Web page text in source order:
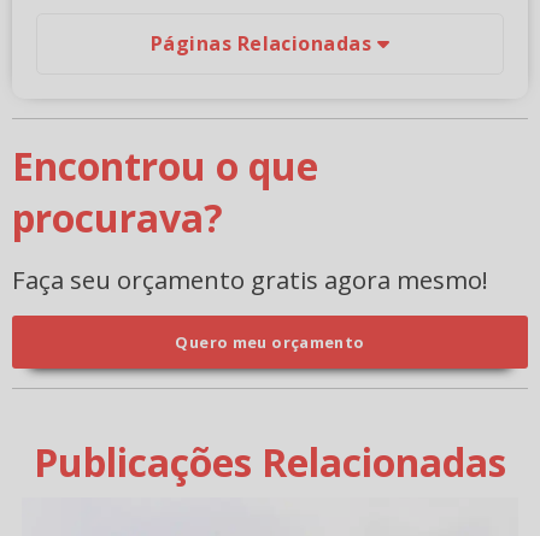
Páginas Relacionadas
Encontrou o que
procurava?
Faça seu orçamento gratis agora mesmo!
Quero meu orçamento
Publicações Relacionadas